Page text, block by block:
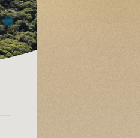
14